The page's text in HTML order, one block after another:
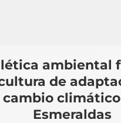
ambiental
de
cambio
Esmeraldas